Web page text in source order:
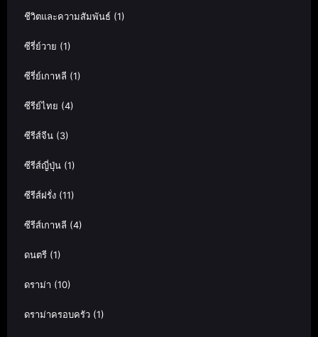
ชีวิตและความสัมพันธ์ (1)
ซีรี่ย์วาย (1)
ซีรี่ย์เกาหลี (1)
ซีรีย์ไทย (4)
ซีรีส์จีน (3)
ซีรีส์ญี่ปุ่น (1)
ซีรีส์ฝรั่ง (11)
ซีรีส์เกาหลี (4)
ดนตรี (1)
ดราม่า (10)
ดราม่าครอบครัว (1)